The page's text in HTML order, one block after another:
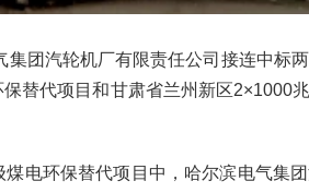
团汽轮机厂有限责任公司接连中标
替代项目和甘肃省兰州新区2×1000
电环保替代项目中，哈尔滨电气集